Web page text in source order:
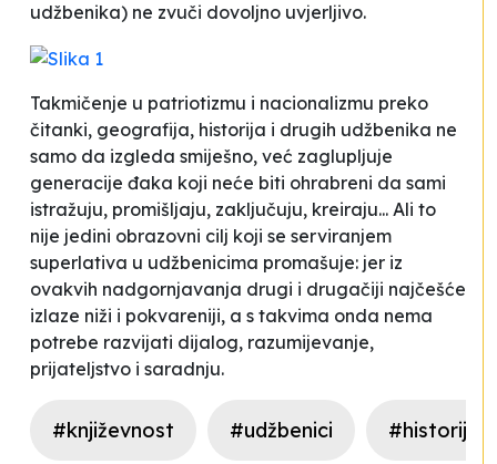
udžbenika) ne zvuči dovoljno uvjerljivo.
Takmičenje u patriotizmu i nacionalizmu preko
čitanki, geografija, historija i drugih udžbenika ne
samo da izgleda smiješno, već zaglupljuje
generacije đaka koji neće biti ohrabreni da sami
istražuju, promišljaju, zaključuju, kreiraju... Ali to
nije jedini obrazovni cilj koji se serviranjem
superlativa u udžbenicima promašuje: jer iz
ovakvih nadgornjavanja drugi i drugačiji najčešće
izlaze niži i pokvareniji, a s takvima onda nema
potrebe razvijati dijalog, razumijevanje,
prijateljstvo i saradnju.
#književnost #udžbenici #historija